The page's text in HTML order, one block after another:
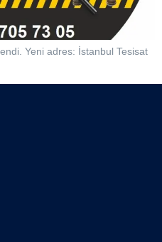
Yeni adres: İstanbul Tesisat